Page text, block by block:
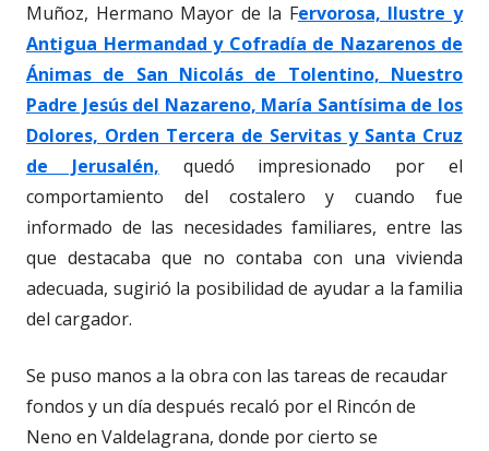
Muñoz, Hermano Mayor de la Fervorosa, Ilustre y
Antigua Hermandad y Cofradía de Nazarenos de
Ánimas de San Nicolás de Tolentino, Nuestro
Padre Jesús del Nazareno, María Santísima de los
Dolores, Orden Tercera de Servitas y Santa Cruz
de Jerusalén, quedó impresionado por el
comportamiento del costalero y cuando fue
informado de las necesidades familiares, entre las
que destacaba que no contaba con una vivienda
adecuada, sugirió la posibilidad de ayudar a la familia
del cargador.
Se puso manos a la obra con las tareas de recaudar
fondos y un día después recaló por el Rincón de
Neno en Valdelagrana, donde por cierto se